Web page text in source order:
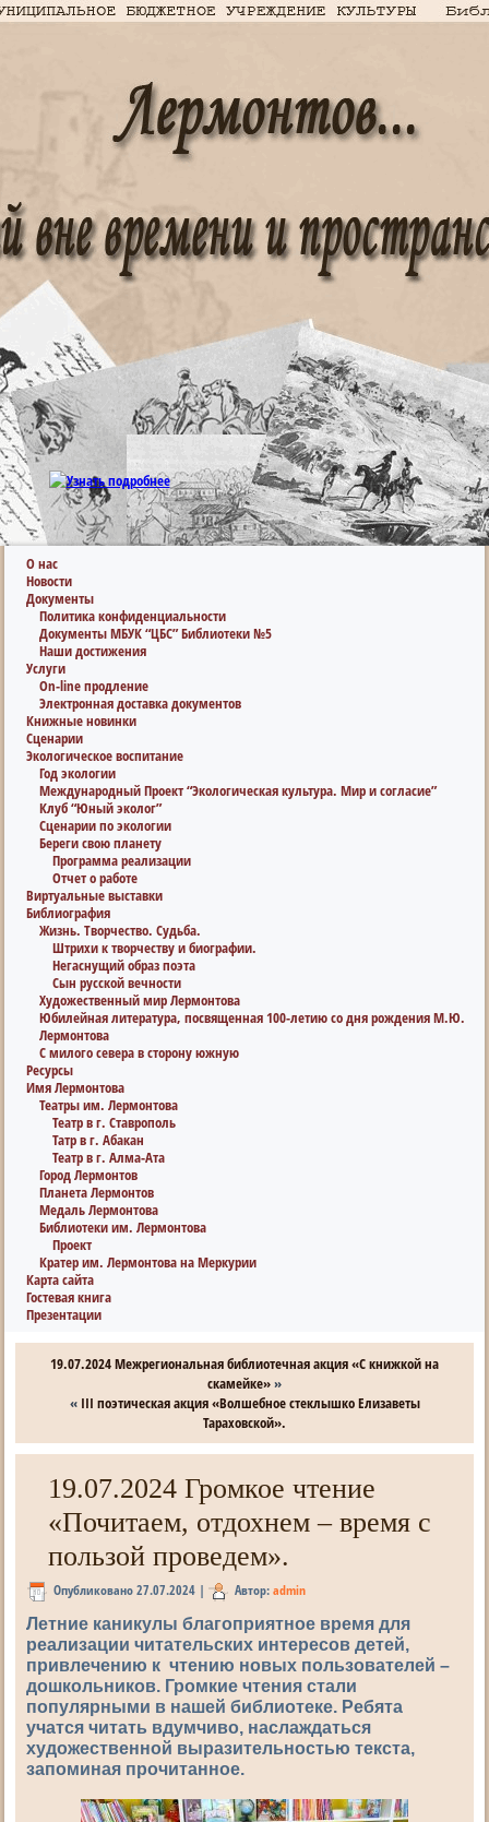
О нас
Новости
Документы
Политика конфиденциальности
Документы МБУК “ЦБС” Библиотеки №5
Наши достижения
Услуги
On-line продление
Электронная доставка документов
Книжные новинки
Сценарии
Экологическое воспитание
Год экологии
Международный Проект “Экологическая культура. Мир и согласие”
Клуб “Юный эколог”
Сценарии по экологии
Береги свою планету
Программа реализации
Отчет о работе
Виртуальные выставки
Библиография
Жизнь. Творчество. Судьба.
Штрихи к творчеству и биографии.
Негаснущий образ поэта
Сын русской вечности
Художественный мир Лермонтова
Юбилейная литература, посвященная 100-летию со дня рождения М.Ю.
Лермонтова
С милого севера в сторону южную
Ресурсы
Имя Лермонтова
Театры им. Лермонтова
Театр в г. Ставрополь
Татр в г. Абакан
Театр в г. Алма-Ата
Город Лермонтов
Планета Лермонтов
Медаль Лермонтова
Библиотеки им. Лермонтова
Проект
Кратер им. Лермонтова на Меркурии
Карта сайта
Гостевая книга
Презентации
19.07.2024 Межрегиональная библиотечная акция «С книжкой на
скамейке»»
« III поэтическая акция «Волшебное стеклышко Елизаветы
Тараховской».
19.07.2024 Громкое чтение
«Почитаем, отдохнем – время с
пользой проведем».
Опубликовано 27.07.2024 | Автор: admin
Летние каникулы благоприятное время для
реализации читательских интересов детей,
привлечению к чтению новых пользователей –
дошкольников. Громкие чтения стали
популярными в нашей библиотеке. Ребята
учатся читать вдумчиво, наслаждаться
художественной выразительностью текста,
запоминая прочитанное.